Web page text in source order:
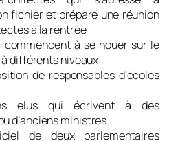
fichier et prépare une réunion
à la rentrée
à se nouer sur le
différents niveaux
de responsables d’écoles
élus qui écrivent à des
d’anciens ministres
de deux parlementaires